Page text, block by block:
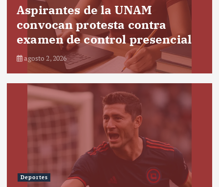
Aspirantes de la UNAM
convocan protesta contra
examen de control presencial
agosto 2, 2026
Deportes